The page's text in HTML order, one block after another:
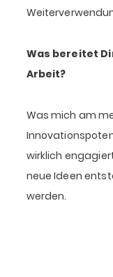
Was bereitet
Arbeit?
Was mich am
wirklich
neue Ideen
werden.